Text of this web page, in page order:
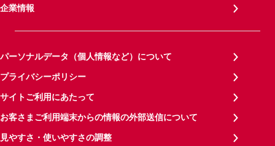
企業情報
パーソナルデータ（個人情報など）について
プライバシーポリシー
サイトご利用にあたって
お客さまご利用端末からの情報の外部送信について
見やすさ・使いやすさの調整